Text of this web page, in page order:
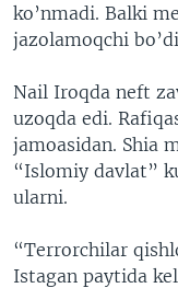
ko’nmadi. Balki
jazolamoqchi
Nail Iroqda neft
uzoqda edi.
jamoasidan. Shia
“Islomiy davlat”
ularni.
“Terrorchilar
Istagan paytida